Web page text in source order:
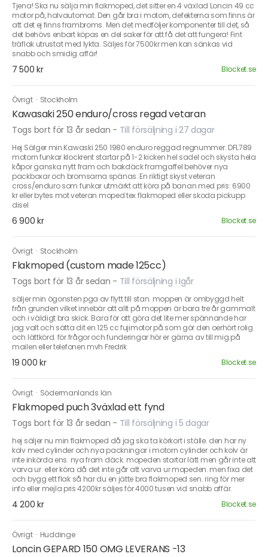
Tjena! Ska nu sälja min flakmoped, det sitter en 4 växlad Loncin 49 cc
motor på, halvautomat. Den går bra i motorn, defekterna som finns är
att det ej finns frambroms. Men det medföljer komponenter till det, så
det behövs enbart köpas en del saker för att få det att fungera! Fint
träflak utrustat med lykta. Säljes för 7500kr men kan sänkas vid
snabb och smidig affär!
7 500 kr Blocket.se
Övrigt · Stockholm
Kawasaki 250 enduro/cross regad vetaran
Togs bort för 13 år sedan - Till försäljning i 27 dagar
Hej Sälger min Kawaski 250 1980 enduro reggad regnummer: DFL789
motorn funkar klockrent startar på 1-2 kicken hel sadel och skysta hela
kåpor ganska nytt fram och bakdäck framgaffel behöver nya
packboxar och bromsarna spänas. En riktigt skyst veteran
cross/enduro som funkar utmärkt att köra på banan med pris: 6900
kr eller bytes mot veteran moped tex flakmoped eller skoda pickupp
disel
6 900 kr Blocket.se
Övrigt · Stockholm
Flakmoped (custom made 125cc)
Togs bort för 13 år sedan - Till försäljning i Igår
säljer min ögonsten pga av flytt till stan. moppen är ombyggd helt
från grunden vilket innebär att allt på moppen är bara tre år gammalt
och i väldigt bra skick. Bara för att göra det lite mer spännande har
jag valt och sätta dit en 125 cc fujimotor på som gör den oerhört rolig
och lättkörd. för frågor och funderingar hör er gärna av till mig på
mailen eller telefonen mvh Fredrik
19 000 kr Blocket.se
Övrigt · Södermanlands län
Flakmoped puch 3växlad ett fynd
Togs bort för 13 år sedan - Till försäljning i 5 dagar
hej säljer nu min flakmoped då jag ska ta körkort i ställe. den har ny
kolv med cylinder och nya packningar i motorn cylinder och kolv är
inte inkörda ens. nya fram däck. mopeden startar lätt men går inte att
varva ur. eller köra då det inte går att varva ur mopeden. men fixa det
och bygg ett flak så har du en jätte bra flakmoped sen. ring för mer
info eller mejla pris 4200kr säljes för 4000 tusen vid snabb affär.
4 200 kr Blocket.se
Övrigt · Huddinge
Loncin GEPARD 150 OMG LEVERANS -13